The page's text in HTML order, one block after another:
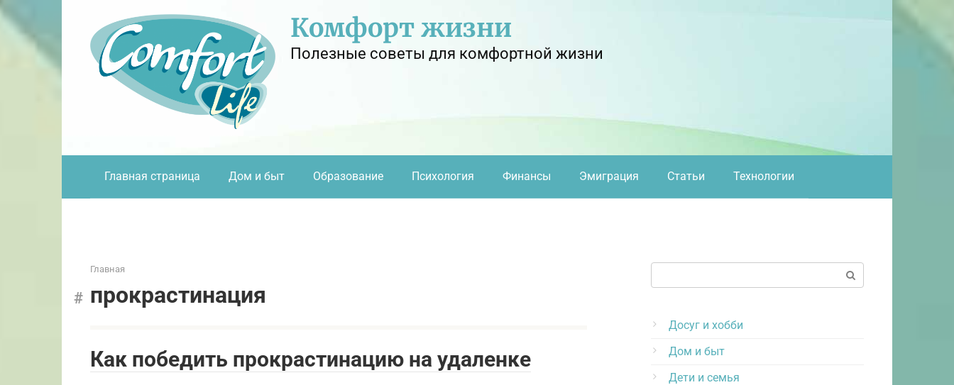
Перейти
контенту
Комфорт жизни
Полезные советы для комфортной жизни
Главная страница Дом и быт Образование Психология Финансы Эмиграция Статьи Технологии
Главная
прокрастинация
Как победить прокрастинацию на удаленке
Досуг и хобби
Дом и быт
Дети и семья